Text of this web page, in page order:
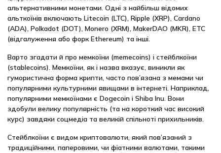
альтернативними монетами. Одні з найбільш відомих
альткоїнів включають Litecoin (LTC), Ripple (XRP), Cardano
(ADA), Polkadot (DOT), Monero (XRM), MakerDAO (MKR), ETC
(відгалуження або форк Ethereum) та інші.
Варто згадати й про мемкоїни (memecoins) і стейблкоїни
(stablecoins). Мемкоїни, як і назва вказує, виникли як
гумористична форма крипти, часто пов’язана з мемами чи
популярними культурними явищами в інтернеті. Наприклад,
популярними мемкоїнами є Dogecoin і Shiba Inu. Вони
здобули велику популярність (та на короткий час високий
курс) завдяки соцмедіа та великій спільноті прихильників.
Стейблкоїни є видом криптовалюти, який пов’язаний з
традиційними, паперовими, чи фіатними валютами, такими